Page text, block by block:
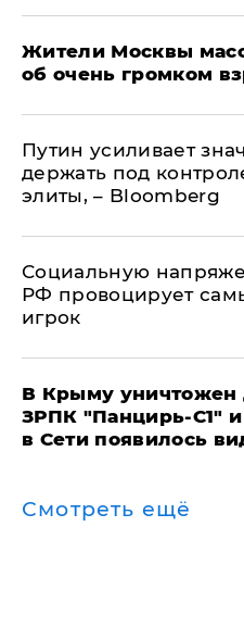
Жители Москвы
об очень громком
Путин усиливает
держать под
элиты, – Bloomberg
Социальную
РФ провоцирует
игрок
В Крыму уничтожен
ЗРПК "Панцирь-С1"
в Сети появилось
Смотреть ещё